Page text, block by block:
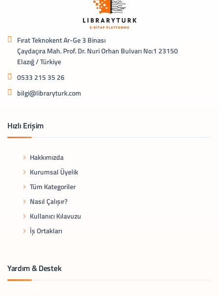
Fırat Teknokent Ar-Ge 3 Binası
Çaydaçıra Mah. Prof. Dr. Nuri Orhan Bulvarı No:1 23150
Elazığ / Türkiye
0533 215 35 26
bilgi@libraryturk.com
Hızlı Erişim
Hakkımızda
Kurumsal Üyelik
Tüm Kategoriler
Nasıl Çalışır?
Kullanıcı Kılavuzu
İş Ortakları
Yardım & Destek